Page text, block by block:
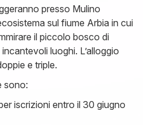
presso Mulino
sul fiume Arbia in cui
il piccolo bosco di
luoghi. L’alloggio
e triple.
sono:
iscrizioni entro il 30 giugno